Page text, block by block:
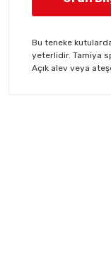
Bu teneke
yeterlidir. Tamiya
Açık alev veya